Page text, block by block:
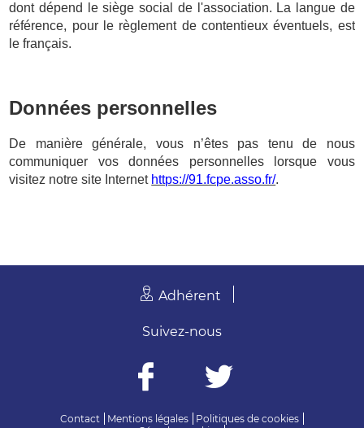
dont dépend le siège social de l'association. La langue de
référence, pour le règlement de contentieux éventuels, est
le français.
Données personnelles
De manière générale, vous n’êtes pas tenu de nous
communiquer vos données personnelles lorsque vous
visitez notre site Internet https://91.fcpe.asso.fr/.
Adhérent
Contact Mentions légales
Politiques de cookies
Suivez-nous